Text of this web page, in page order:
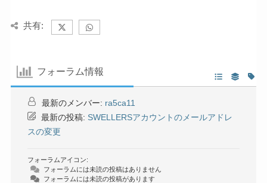
共有:
フォーラム情報
最新のメンバー: ra5ca11
最新の投稿: SWELLERSアカウントのメールアドレ
スの変更
フォーラムアイコン:
フォーラムには未読の投稿はありません
フォーラムには未読の投稿があります